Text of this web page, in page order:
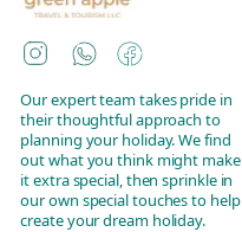
Instagram
WhatsAppFacebook
Our expert team takes pride in
their thoughtful approach to
planning your holiday. We find
out what you think might make
it extra special, then sprinkle in
our own special touches to help
create your dream holiday.